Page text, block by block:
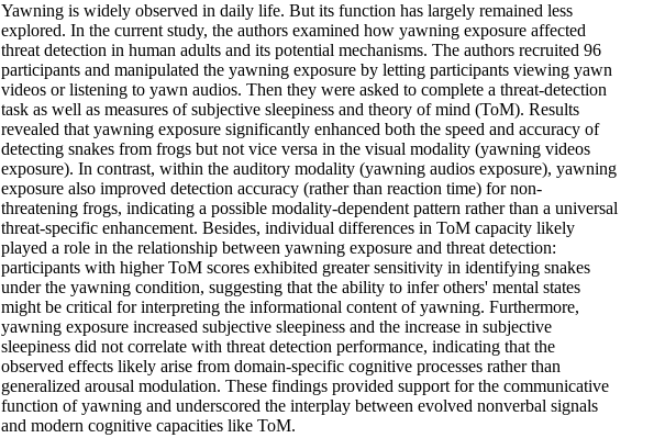
Yawning is widely observed in daily life. But its function has largely remained less
explored. In the current study, the authors examined how yawning exposure affected
threat detection in human adults and its potential mechanisms. The authors recruited 96
participants and manipulated the yawning exposure by letting participants viewing yawn
videos or listening to yawn audios. Then they were asked to complete a threat-detection
task as well as measures of subjective sleepiness and theory of mind (ToM). Results
revealed that yawning exposure significantly enhanced both the speed and accuracy of
detecting snakes from frogs but not vice versa in the visual modality (yawning videos
exposure). In contrast, within the auditory modality (yawning audios exposure), yawning
exposure also improved detection accuracy (rather than reaction time) for non-
threatening frogs, indicating a possible modality-dependent pattern rather than a universal
threat-specific enhancement. Besides, individual differences in ToM capacity likely
played a role in the relationship between yawning exposure and threat detection:
participants with higher ToM scores exhibited greater sensitivity in identifying snakes
under the yawning condition, suggesting that the ability to infer others' mental states
might be critical for interpreting the informational content of yawning. Furthermore,
yawning exposure increased subjective sleepiness and the increase in subjective
sleepiness did not correlate with threat detection performance, indicating that the
observed effects likely arise from domain-specific cognitive processes rather than
generalized arousal modulation. These findings provided support for the communicative
function of yawning and underscored the interplay between evolved nonverbal signals
and modern cognitive capacities like ToM.